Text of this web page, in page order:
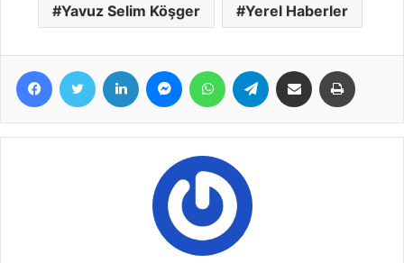
Yavuz Selim Köşger Yerel Haberler
FacebookTwitter LinkedIn MessengerWhatsAppTelegram E-Posta ile paylaş